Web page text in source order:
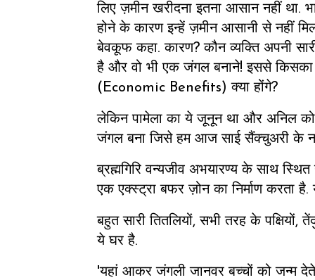
लिए ज़मीन खरीदना इतना आसान नहीं था.
होने के कारण इन्हें ज़मीन आसानी से नहीं
बेवकूफ कहा. कारण? कौन व्यक्ति अपनी
है और वो भी एक जंगल बनाने! इससे किसका
(Economic Benefits) क्या होंगे?
लेकिन पामेला का ये जूनून था और अनिल को
जंगल बना जिसे हम आज साई सैंक्चुअरी के
ब्रह्मगिरि वन्यजीव अभयारण्य के साथ
एक एक्स्ट्रा बफर ज़ोन का निर्माण करता
बहुत सारी तितलियों, सभी तरह के पक्षियों,
ये घर है.
'यहां आकर जंगली जानवर बच्चों को जन्म देते